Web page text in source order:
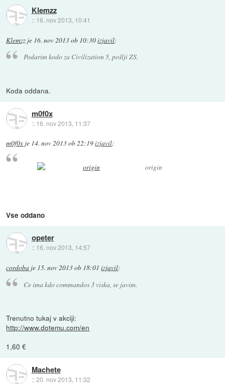
Klemzz
:: 16. nov 2013, 10:41
Klemzz je 16. nov 2013 ob 10:30izjavil:
Podarim kodo za Civilization 5, pošlji ZS.
Koda oddana.
m0f0x
:: 16. nov 2013, 11:37
m0f0x je 14. nov 2013 ob 22:19izjavil:
origin
Vse oddano
opeter
:: 16. nov 2013, 14:57
cordoba je 15. nov 2013 ob 18:01 izjavil:
Ce ima kdo commandos 3 viska, se javim.
Trenutno tukaj v akciji:
http://www.dotemu.com/en
1,60 €
Machete
::20. nov 2013, 11:32